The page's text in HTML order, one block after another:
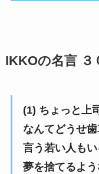
IKKOの名言 ３
(1) ちょっと上
なんてどうせ
言う若い人も
夢を捨てるよ